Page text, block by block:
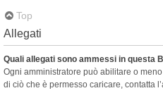
Top
Allegati
Quali allegati sono ammessi in questa
Ogni amministratore può abilitare o
di ciò che è permesso caricare, contatta